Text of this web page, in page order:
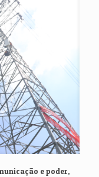
e poder,